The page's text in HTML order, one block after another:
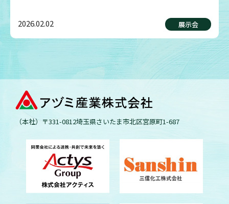
2026.02.02 展示会
（本社）〒331-0812埼玉県さいたま市北区宮原町1-687